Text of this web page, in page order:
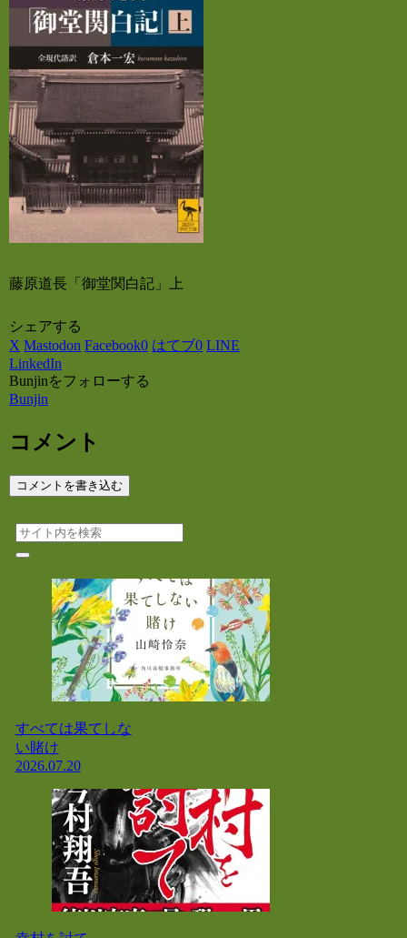
藤原道長「御堂関白記」上
シェアする
X Mastodon Facebook0 はてブ0 LINE
LinkedIn
Bunjinをフォローする
Bunjin
コメント
コメントを書き込む
すべては果てしな
い賭け
2026.07.20